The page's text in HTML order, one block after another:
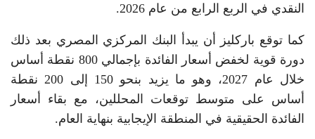
النقدي في الربع الرابع من عام 2026.
كما توقع باركليز أن يبدأ البنك المركزي المصري بعد ذلك
دورة قوية لخفض أسعار الفائدة بإجمالي 800 نقطة أساس
خلال عام 2027، وهو ما يزيد بنحو 150 إلى 200 نقطة
أساس على متوسط توقعات المحللين، مع بقاء أسعار
الفائدة الحقيقية في المنطقة الإيجابية بنهاية العام.